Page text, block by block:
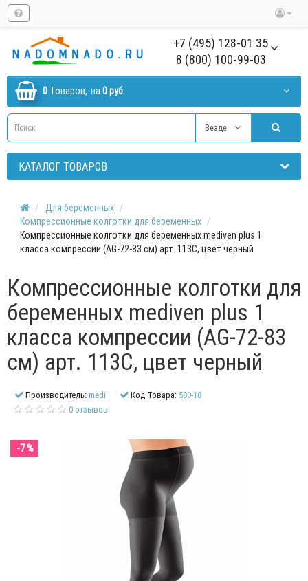
+7 (495) 128-01 35
8 (800) 100-99-03
0 Tоваров, на 0 руб.
Везде
КАТАЛОГ ТОВАРОВ
Для беременных
Компрессионные колготки для беременных
Компрессионные колготки для беременных mediven plus 1
класса компрессии (AG-72-83 см) арт. 113C, цвет черный
Компрессионные колготки для
беременных mediven plus 1
класса компрессии (AG-72-83
см) арт. 113C, цвет черный
Производитель:medi Код Товара: 580-18
0 отзывов
-7 %